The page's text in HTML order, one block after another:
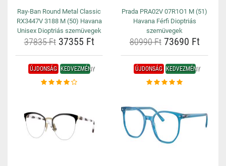
Ray-Ban Round Metal Classic
RX3447V 3188 M (50) Havana
Unisex Dioptriás szemüvegek
37835 Ft37355 Ft
Prada PRA02V 07R1O1 M (51)
Havana Férfi Dioptriás
szemüvegek
80990 Ft73690 Ft
ÚJDONSÁG KEDVEZMÉNY ÚJDONSÁG KEDVEZMÉNY